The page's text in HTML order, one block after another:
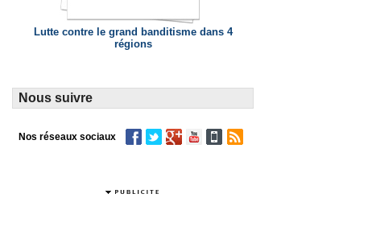
Lutte contre le grand banditisme dans 4
régions
Nous suivre
Nos réseaux sociaux